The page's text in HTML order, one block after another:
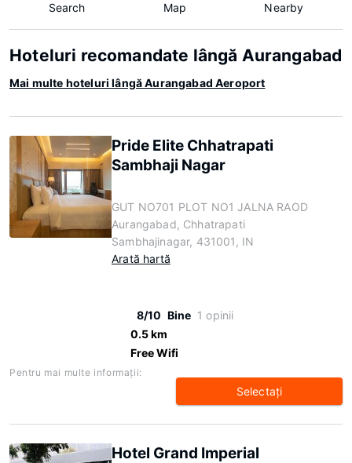
Search Map Nearby
Hoteluri recomandate lângă Aurangabad
Mai multe hoteluri lângă Aurangabad Aeroport
Pride Elite Chhatrapati
Sambhaji Nagar
GUT NO701 PLOT NO1 JALNA RAOD
Aurangabad, Chhatrapati
Sambhajinagar, 431001, IN
Arată hartă
8/10 Bine 1 opinii
0.5 km
Free Wifi
Pentru mai multe informaţii:
Selectaţi
Hotel Grand Imperial